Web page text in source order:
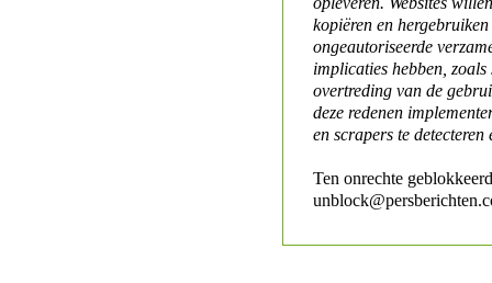
kopiëren en
ongeautoriseerde
implicaties hebben,
overtreding van de
deze redenen
en scrapers te detecteren
Ten onrechte